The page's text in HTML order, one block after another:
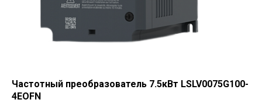
Частотный преобразователь 7.5кВт LSLV0075G100-
4EOFN